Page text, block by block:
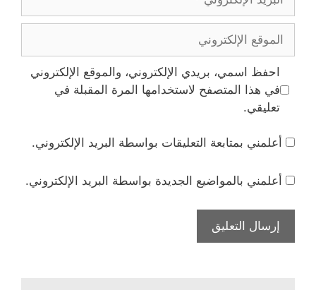
الإلكتروني
الإلكتروني
احفظ اسمي، بريدي الإلكتروني، والموقع الإلكتروني
في هذا المتصفح لاستخدامها المرة المقبلة في
تعليقي.
أعلمني بمتابعة التعليقات بواسطة البريد الإلكتروني.
أعلمني بالمواضيع الجديدة بواسطة البريد الإلكتروني.